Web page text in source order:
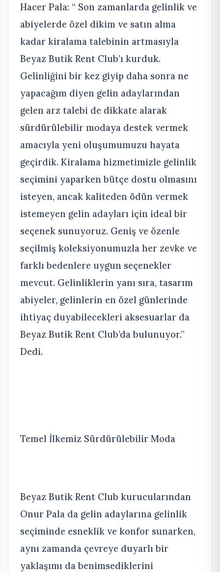
Hacer Pala: “ Son zamanlarda gelinlik ve
abiyelerde özel dikim ve satın alma
kadar kiralama talebinin artmasıyla
Beyaz Butik Rent Club’ı kurduk.
Gelinliğini bir kez giyip daha sonra ne
yapacağım diyen gelin adaylarından
gelen arz talebi de dikkate alarak
sürdürülebilir modaya destek vermek
amacıyla yeni oluşumumuzu hayata
geçirdik. Kiralama hizmetimizle gelinlik
seçimini yaparken bütçe dostu olmasını
isteyen, ancak kaliteden ödün vermek
istemeyen gelin adayları için ideal bir
seçenek sunuyoruz. Geniş ve özenle
seçilmiş koleksiyonumuzla her zevke ve
farklı bedenlere uygun seçenekler
mevcut. Gelinliklerin yanı sıra, tasarım
abiyeler, gelinlerin en özel günlerinde
ihtiyaç duyabilecekleri aksesuarlar da
Beyaz Butik Rent Club’da bulunuyor.”
Dedi.
Temel İlkemiz Sürdürülebilir Moda
Beyaz Butik Rent Club kurucularından
Onur Pala da gelin adaylarına gelinlik
seçiminde esneklik ve konfor sunarken,
aynı zamanda çevreye duyarlı bir
yaklaşımı da benimsediklerini